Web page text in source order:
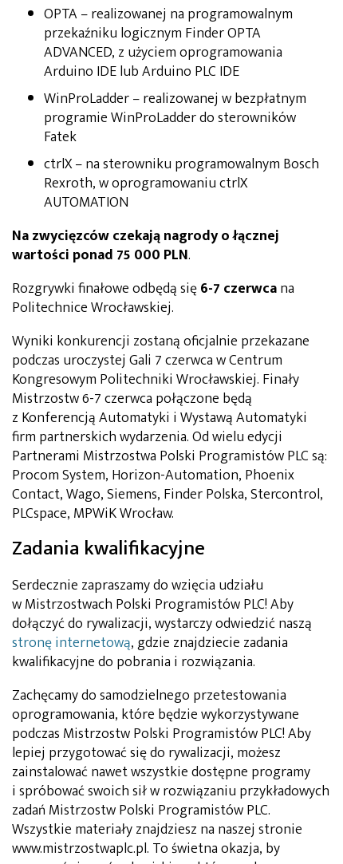
OPTA – realizowanej na programowalnym
przekaźniku logicznym Finder OPTA
ADVANCED, z użyciem oprogramowania
Arduino IDE lub Arduino PLC IDE
WinProLadder – realizowanej w bezpłatnym
programie WinProLadder do sterowników
Fatek
ctrlX – na sterowniku programowalnym Bosch
Rexroth, w oprogramowaniu ctrlX
AUTOMATION
Na zwycięzców czekają nagrody o łącznej
wartości ponad 75 000 PLN.
Rozgrywki finałowe odbędą się6-7 czerwcana
Politechnice Wrocławskiej.
Wyniki konkurencji zostaną oficjalnie przekazane
podczas uroczystej Gali 7 czerwca w Centrum
Kongresowym Politechniki Wrocławskiej. Finały
Mistrzostw 6-7 czerwca połączone będą
z Konferencją Automatyki i Wystawą Automatyki
firm partnerskich wydarzenia. Od wielu edycji
Partnerami Mistrzostwa Polski Programistów PLC są:
Procom System, Horizon-Automation, Phoenix
Contact, Wago, Siemens, Finder Polska, Stercontrol,
PLCspace, MPWiK Wrocław.
Zadania kwalifikacyjne
Serdecznie zapraszamy do wzięcia udziału
w Mistrzostwach Polski Programistów PLC! Aby
dołączyć do rywalizacji, wystarczy odwiedzić naszą
stronę internetową, gdzie znajdziecie zadania
kwalifikacyjne do pobrania i rozwiązania.
Zachęcamy do samodzielnego przetestowania
oprogramowania, które będzie wykorzystywane
podczas Mistrzostw Polski Programistów PLC! Aby
lepiej przygotować się do rywalizacji, możesz
zainstalować nawet wszystkie dostępne programy
i spróbować swoich sił w rozwiązaniu przykładowych
zadań Mistrzostw Polski Programistów PLC.
Wszystkie materiały znajdziesz na naszej stronie
www.mistrzostwaplc.pl. To świetna okazja, by